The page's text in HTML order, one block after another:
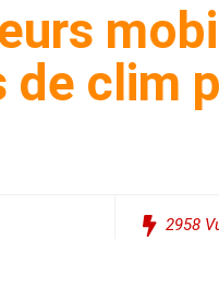
de clim
2958